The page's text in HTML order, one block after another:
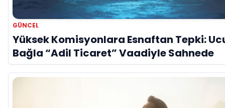
GÜNCEL
Yüksek Komisyonlara Esnaftan Tepki:
Bağla “Adil Ticaret” Vaadiyle Sahnede